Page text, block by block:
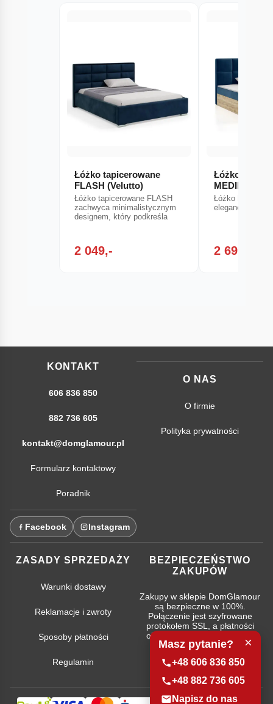
Łóżko tapicerowane
FLASH (Velutto)
Łóżko tapicerowane FLASH
zachwyca minimalistycznym
designem, który podkreśla
2 049,-
Łóżko
MEDIN
Łóżko
elegancja i
2 699,-
KONTAKT
606 836 850
882 736 605
kontakt@domglamour.pl
Formularz kontaktowy
Poradnik
Facebook Instagram
O NAS
O firmie
Polityka prywatności
ZASADY SPRZEDAŻY
Warunki dostawy
Reklamacje i zwroty
Sposoby płatności
Regulamin
BEZPIECZEŃSTWO
ZAKUPÓW
Zakupy w sklepie DomGlamour
są bezpieczne w 100%.
Połączenie jest szyfrowane
protokołem SSL, a płatności
obsługują najpopularniejsze
systemy bankowe.
×
Masz pytanie?
+48 606 836 850
+48 882 736 605
Napisz do nas